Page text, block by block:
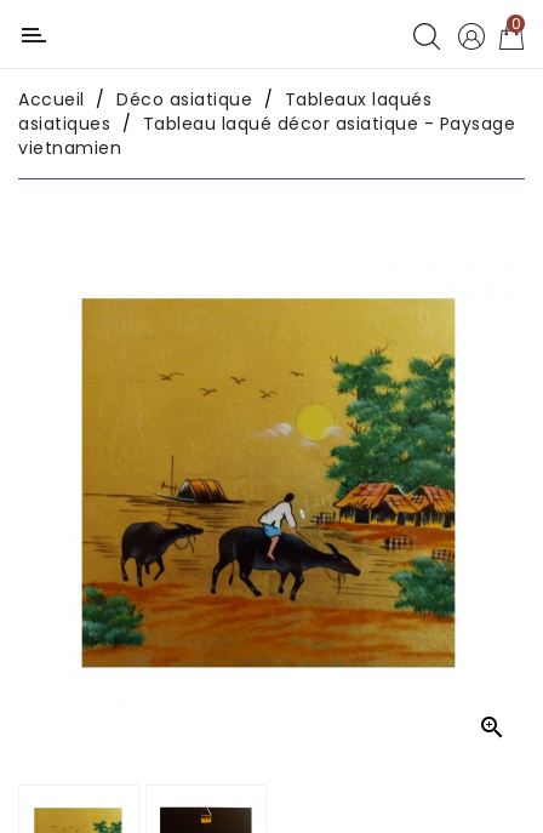
Catégorie
Déco
chambres
asiatique
collectionneurs
0
Accueil Déco asiatique
Tableaux laqués
asiatiques
Tableau laqué décor asiatique - Paysage
vietnamien
